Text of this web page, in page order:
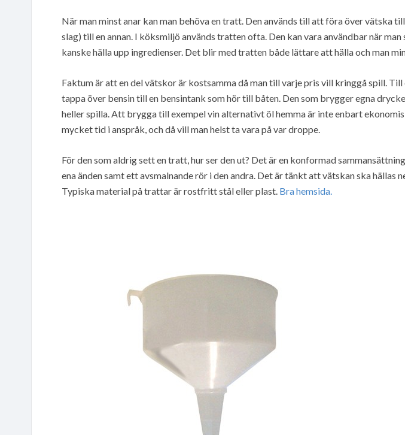
När man minst anar kan man behöva en tratt. Den används till att föra över vätska
slag) till en annan. I köksmiljö används tratten ofta. Den kan vara användbar när
kanske hälla upp ingredienser. Det blir med tratten både lättare att hälla och man
Faktum är att en del vätskor är kostsamma då man till varje pris vill kringgå spill. Till
tappa över bensin till en bensintank som hör till båten. Den som brygger egna
heller spilla. Att brygga till exempel vin alternativt öl hemma är inte enbart
mycket tid i anspråk, och då vill man helst ta vara på var droppe.
För den som aldrig sett en tratt, hur ser den ut? Det är en konformad
ena änden samt ett avsmalnande rör i den andra. Det är tänkt att vätskan ska hällas
Typiska material på trattar är rostfritt stål eller plast. Bra hemsida.